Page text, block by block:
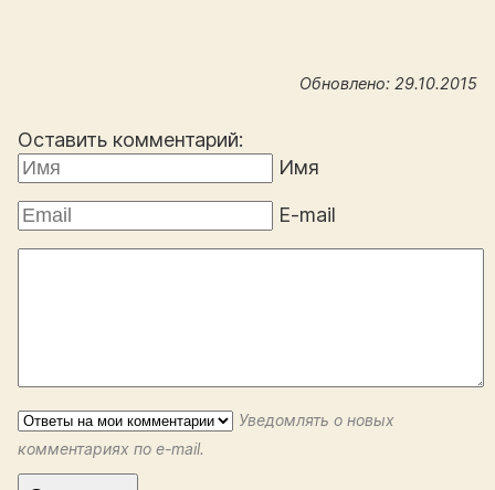
Обновлено: 29.10.2015
Оставить комментарий:
Имя
E-mail
Уведомлять о новых
комментариях по e-mail.